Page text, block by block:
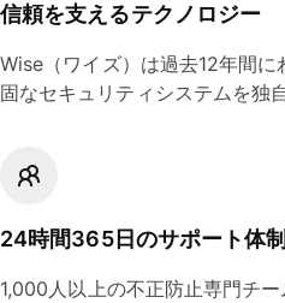
信頼を支えるテクノロジー
Wise（ワイズ）は過去12年間
固なセキュリティシステムを独
24時間365日のサポート体制
1,000人以上の不正防止専門チ